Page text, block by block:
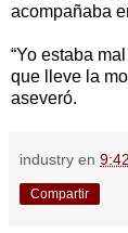
acompañaba
“Yo estaba
que lleve la
aseveró.
industry en 9:42
Compartir